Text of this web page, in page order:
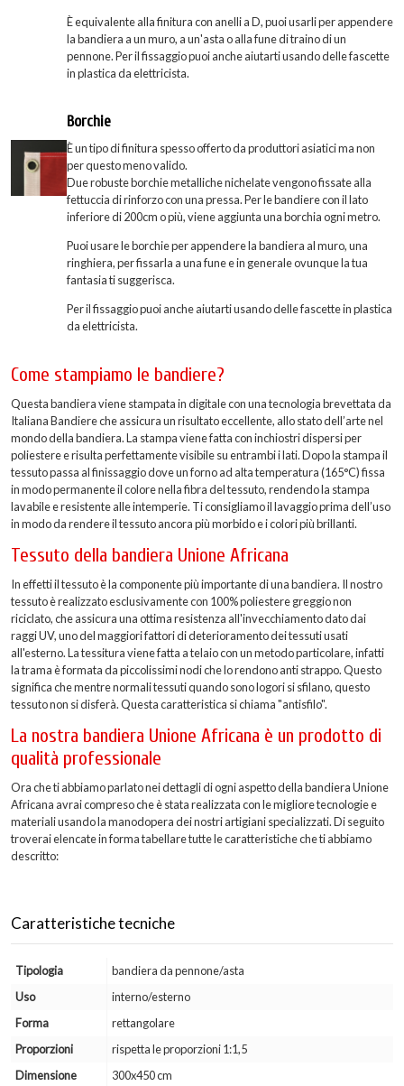
È equivalente alla finitura con anelli a D, puoi usarli per appendere
la bandiera a un muro, a un'asta o alla fune di traino di un
pennone. Per il fissaggio puoi anche aiutarti usando delle fascette
in plastica da elettricista.
Borchie
È un tipo di finitura spesso offerto da produttori asiatici ma non
per questo meno valido.
Due robuste borchie metalliche nichelate vengono fissate alla
fettuccia di rinforzo con una pressa. Per le bandiere con il lato
inferiore di 200cm o più, viene aggiunta una borchia ogni metro.
Puoi usare le borchie per appendere la bandiera al muro, una
ringhiera, per fissarla a una fune e in generale ovunque la tua
fantasia ti suggerisca.
Per il fissaggio puoi anche aiutarti usando delle fascette in plastica
da elettricista.
Come stampiamo le bandiere?
Questa bandiera viene stampata in digitale con una tecnologia brevettata da
Italiana Bandiere che assicura un risultato eccellente, allo stato dell’arte nel
mondo della bandiera. La stampa viene fatta con inchiostri dispersi per
poliestere e risulta perfettamente visibile su entrambi i lati. Dopo la stampa il
tessuto passa al finissaggio dove un forno ad alta temperatura (165°C) fissa
in modo permanente il colore nella fibra del tessuto, rendendo la stampa
lavabile e resistente alle intemperie. Ti consigliamo il lavaggio prima dell’uso
in modo da rendere il tessuto ancora più morbido e i colori più brillanti.
Tessuto della bandiera Unione Africana
In effetti il tessuto è la componente più importante di una bandiera. Il nostro
tessuto è realizzato esclusivamente con 100% poliestere greggio non
riciclato, che assicura una ottima resistenza all'invecchiamento dato dai
raggi UV, uno del maggiori fattori di deterioramento dei tessuti usati
all'esterno. La tessitura viene fatta a telaio con un metodo particolare, infatti
la trama è formata da piccolissimi nodi che lo rendono anti strappo. Questo
significa che mentre normali tessuti quando sono logori si sfilano, questo
tessuto non si disferà. Questa caratteristica si chiama "antisfilo".
La nostra bandiera Unione Africana è un prodotto di
qualità professionale
Ora che ti abbiamo parlato nei dettagli di ogni aspetto della bandiera Unione
Africana avrai compreso che è stata realizzata con le migliore tecnologie e
materiali usando la manodopera dei nostri artigiani specializzati. Di seguito
troverai elencate in forma tabellare tutte le caratteristiche che ti abbiamo
descritto:
Caratteristiche tecniche
Tipologia
bandiera da pennone/asta
Uso
interno/esterno
Forma
rettangolare
Proporzioni
rispetta le proporzioni 1:1,5
Dimensione
300x450 cm